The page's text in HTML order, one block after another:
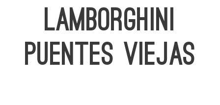
LAMBORGHINI
PUENTES VIEJAS